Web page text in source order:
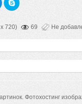
720) 69 Не
Фотохостинг